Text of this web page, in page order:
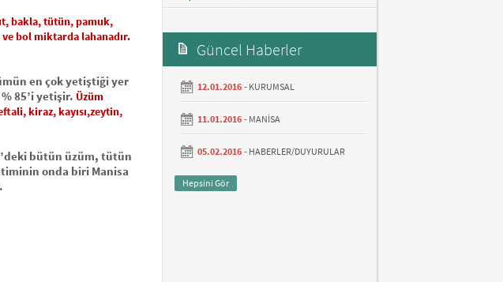
bakla, tütün, pamuk,
bol miktarda lahanadır.
en çok yetiştiği yer
85’i yetişir. Üzüm
kiraz, kayısı,zeytin,
bütün üzüm, tütün
onda biri Manisa
Güncel Haberler
12.01.2016 - KURUMSAL
11.01.2016 - MANİSA
05.02.2016 - HABERLER/DUYURULAR
Hepsini Gör